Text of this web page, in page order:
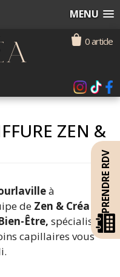
MENU
PRENDRE RDV
0 article
ZEN &
à
de Zen & Créa
Être, spécialisé
capillaires vous